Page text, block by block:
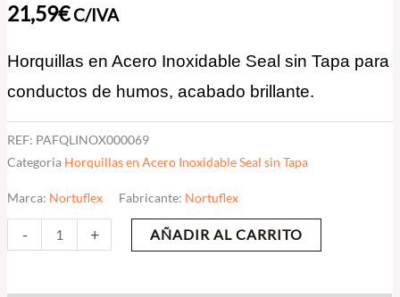
21,59€C/IVA
Horquillas en Acero Inoxidable Seal sin Tapa para
conductos de humos, acabado brillante.
REF: PAFQLINOX000069
Categoria Horquillas en Acero Inoxidable Seal sin Tapa
Marca: Nortuflex Fabricante: Nortuflex
-
Tapa
100mm
cantidad
+ AÑADIR AL CARRITO